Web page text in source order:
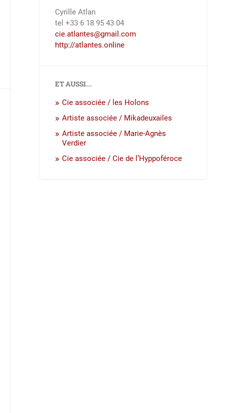
Cyrille Atlan
tel +33 6 18 95 43 04
cie.atlantes@gmail.com
http://atlantes.online
ET AUSSI...
Cie associée / les Holons
Artiste associée / Mikadeuxailes
Artiste associée / Marie-Agnès
Verdier
Cie associée / Cie de l’Hyppoféroce